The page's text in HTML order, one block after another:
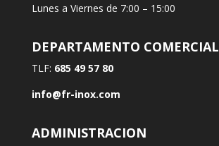
Lunes a Viernes de 7:00 – 15:00
DEPARTAMENTO COMERCIAL
TLF: 685 49 57 80
info@fr-inox.com
ADMINISTRACION